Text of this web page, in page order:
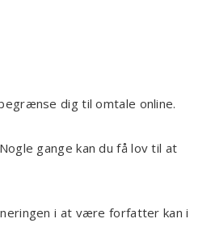
dig til omtale online.
gange kan du få lov til at
i at være forfatter kan i